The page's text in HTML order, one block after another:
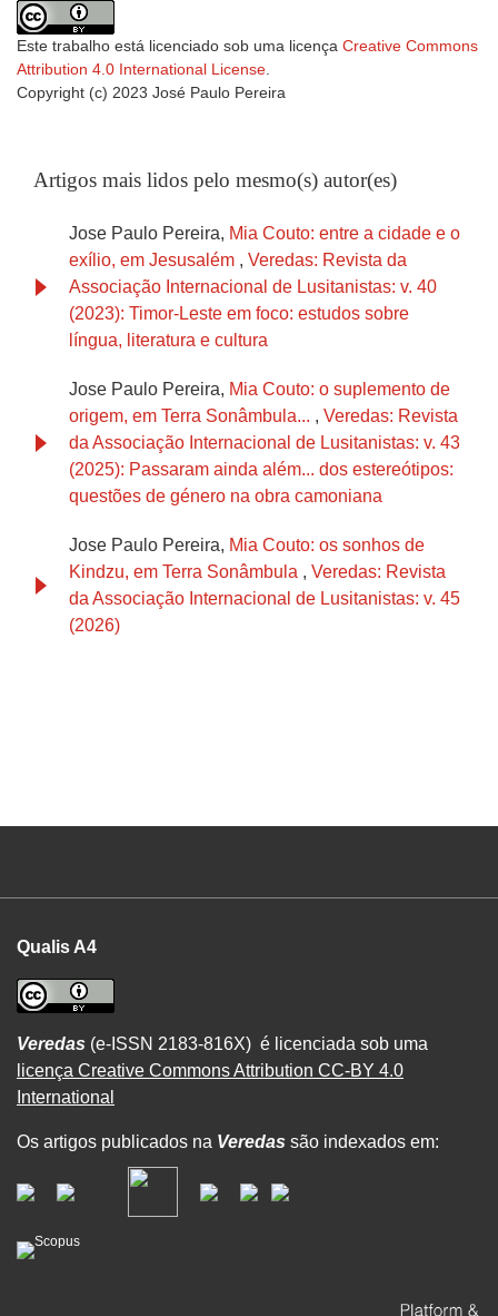
Este trabalho está licenciado sob uma licença Creative Commons
Attribution 4.0 International License.
Copyright (c) 2023 José Paulo Pereira
Artigos mais lidos pelo mesmo(s) autor(es)
Jose Paulo Pereira, Mia Couto: entre a cidade e o
exílio, em Jesusalém , Veredas: Revista da
Associação Internacional de Lusitanistas: v. 40
(2023): Timor-Leste em foco: estudos sobre
língua, literatura e cultura
Jose Paulo Pereira, Mia Couto: o suplemento de
origem, em Terra Sonâmbula... , Veredas: Revista
da Associação Internacional de Lusitanistas: v. 43
(2025): Passaram ainda além... dos estereótipos:
questões de género na obra camoniana
Jose Paulo Pereira, Mia Couto: os sonhos de
Kindzu, em Terra Sonâmbula , Veredas: Revista
da Associação Internacional de Lusitanistas: v. 45
(2026)
Qualis A4
Veredas (e-ISSN 2183-816X) é licenciada sob uma
licença Creative Commons Attribution CC-BY 4.0
International
Os artigos publicados na Veredas são indexados em: